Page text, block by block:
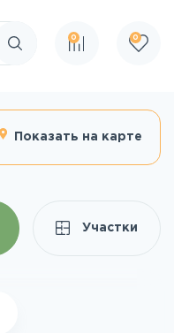
Поиск по сайту
0 0
Показать на карте
Участки